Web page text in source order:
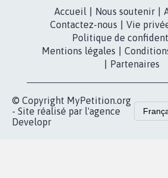
Accueil Nous soutenir
Contactez-nous
Vie
Politique de
Mentions légales
Partenaires
© Copyright MyPetition.org
- Site réalisé par l'agence
Developr